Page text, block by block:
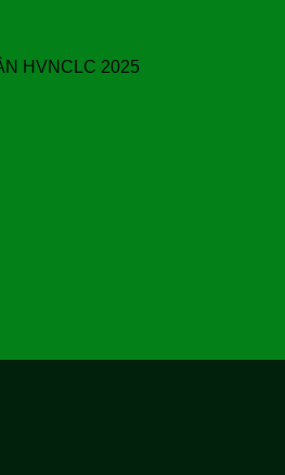
HVNCLC 2025